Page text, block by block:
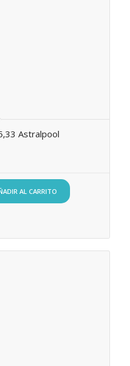
Astralpool
AL CARRITO